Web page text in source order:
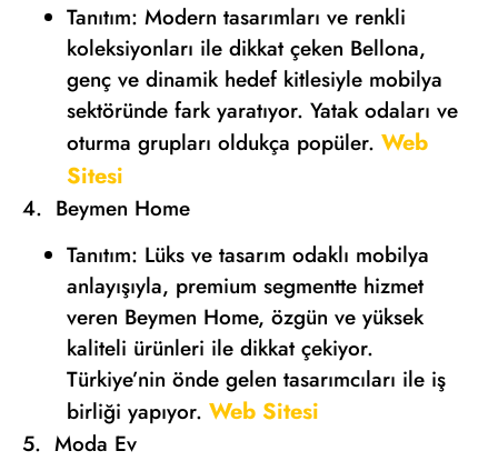
Tanıtım: Modern tasarımları ve renkli
koleksiyonları ile dikkat çeken Bellona,
genç ve dinamik hedef kitlesiyle mobilya
sektöründe fark yaratıyor. Yatak odaları ve
oturma grupları oldukça popüler. Web
Sitesi
4. Beymen Home
Tanıtım: Lüks ve tasarım odaklı mobilya
anlayışıyla, premium segmentte hizmet
veren Beymen Home, özgün ve yüksek
kaliteli ürünleri ile dikkat çekiyor.
Türkiye’nin önde gelen tasarımcıları ile iş
birliği yapıyor. Web Sitesi
5. Moda Ev